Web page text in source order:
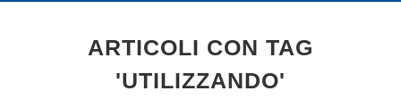
ARTICOLI CON TAG
'UTILIZZANDO'